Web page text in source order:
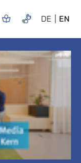
DE EN